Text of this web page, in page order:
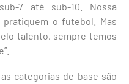
7 até sub-10. Nossa
o futebol. Mas
talento, sempre temos
categorias de base são